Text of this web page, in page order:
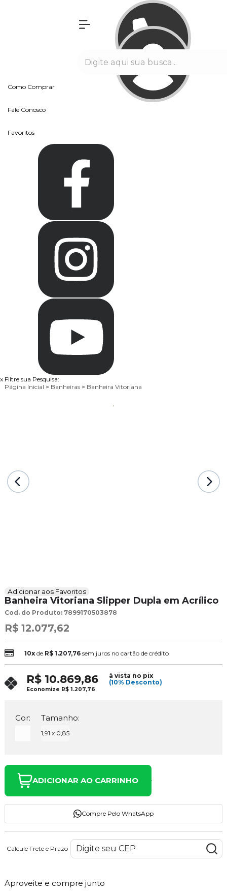
Como Comprar
Fale Conosco
Favoritos
x Filtre sua Pesquisa:
Página Inicial > Banheiras > Banheira Vitoriana
Adicionar aos Favoritos
Banheira Vitoriana Slipper Dupla em Acrílico
Cod. do Produto: 7899170503878
R$ 12.077,62
10xde R$ 1.207,76 sem juros no cartão de crédito
R$ 10.869,86
à vista no pix
(10% Desconto)
Economize R$ 1.207,76
Cor: Tamanho:
1,91 x 0,85
ADICIONAR AO CARRINHO
Compre Pelo WhatsApp
Calcule Frete e Prazo
Aproveite e compre junto